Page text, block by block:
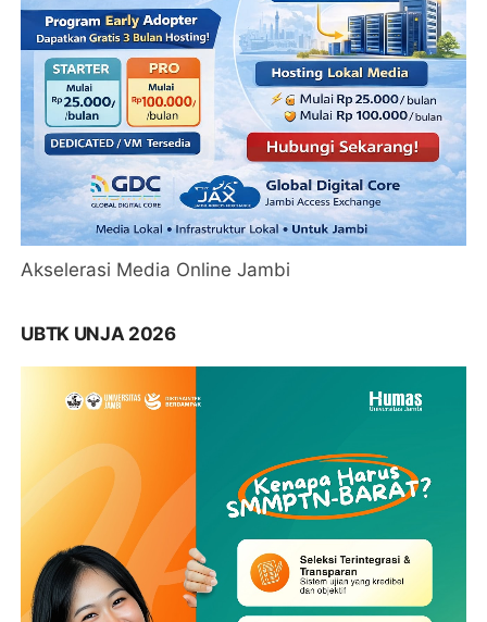
Akselerasi Media Online Jambi
UBTK UNJA 2026